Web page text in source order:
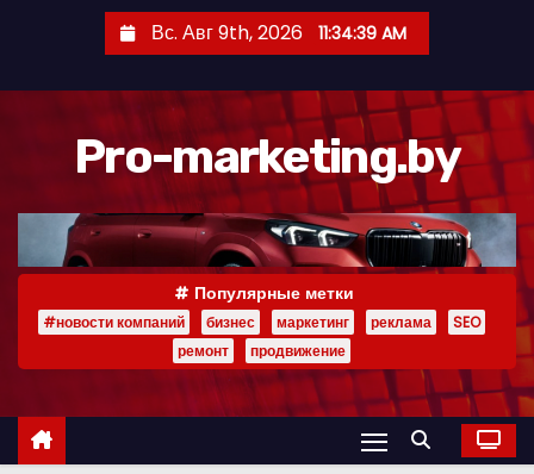
р
Вс. Авг 9th, 2026 11:34:40 AM
Pro-marketing.by
Популярные метки
#новости компаний бизнес маркетинг реклама
SEO
ремонт
продвижение